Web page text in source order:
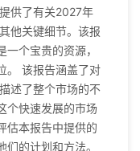
供了有关2027年
他关键细节。该报
个宝贵的资源，
。 该报告涵盖了对
述了整个市场的不
个快速发展的市场
估本报告中提供的
的计划和方法。